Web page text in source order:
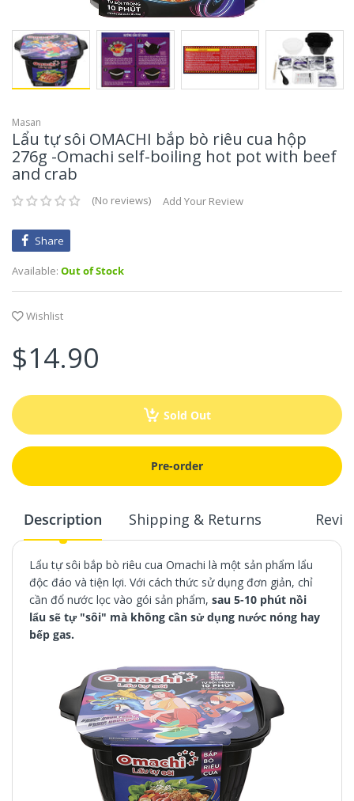
Hồi, Quế, Thảo
Đường, Muối,
Góc Đồ Chay
Vegetarian Foods - Góc đồ chay
TaiKy Foods
Thaya
SongHuong Foods
Vivita
Masan
Lẩu tự sôi OMACHI bắp bò riêu cua hộp
276g -Omachi self-boiling hot pot with beef
and crab
No reviews Add Your Review
Share
Available: Out of Stock
Wishlist
$14.90
Sold Out
Pre-order
Description Shipping & Returns
Lẩu tự sôi bắp bò riêu cua Omachi là một sản phẩm lẩu
độc đáo và tiện lợi. Với cách thức sử dụng đơn giản, chỉ
cần đổ nước lọc vào gói sản phẩm, sau 5-10 phút nồi
lẩu sẽ tự "sôi" mà không cần sử dụng nước nóng hay
bếp gas.